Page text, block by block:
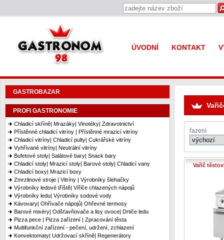
ÚVODNÍ KONTAKT
GASTROBAZAR
PROFI GASTRONOMIE
Chladicí skříně| Mrazáky| Vinotéky| Zdravotnictví
Přístěnné chladicí vitríny | Přístěnné mrazicí vitríny
Chladicí vitríny| Chladicí pulty| Cukrářské vitríny
Vyhřívané vitríny| Neutrální vitríny
Bufetové stoly| Salátové bary| Snack bary
Chladicí stoly| Mrazicí stoly| Barové stoly| Chladicí vany
Chladicí boxy| Mrazicí boxy
Zmrzlinové stroje | Vitríny | Výrobníky šlehačky
Výrobníky ledové tříště| Vířiče chlazených nápojů
Výrobníky ledu| Výrobníky sodové vody
Kávovary| Ohřívače nápojů| Ohřevné termosy
Barové mixéry| Odšťavňovače a lisy ovoce| Drtiče ledu
Pizza pece | Pizza zařízení | Zpracování těsta
Multifunkční zařízení - pečení, udržení, zchlazení
Konvektomaty| Udržovací skříně| Regenerátory
řazení
Vařič